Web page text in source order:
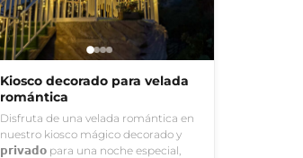
Kiosco decorado para velada
romántica
Disfruta de una velada romántica en
nuestro kiosco mágico decorado y
𝗽𝗿𝗶𝘃𝗮𝗱𝗼 para una noche especial,